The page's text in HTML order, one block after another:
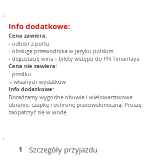
Info dodatkowe:
Cena zawiera:
- odbiór z portu
- obsługę przewodnika w języku polskim
- degustację wina - bilety wstępu do PN Timanfaya
Cena nie zawiera:
- posiłku
- własnych wydatków
Info dodatkowe:
Doradzamy wygodne obuwie i wielowarstwowe
ubranie, czapkę i ochronę przeciwsłoneczną. Proszę
zaopatrzyć się w wodę.
1 Szczegóły przyjazdu